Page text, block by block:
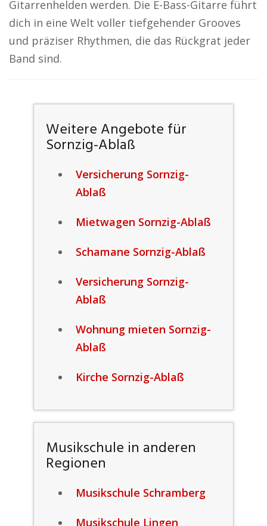
Gitarrenhelden werden. Die E-Bass-Gitarre führt
dich in eine Welt voller tiefgehender Grooves
und präziser Rhythmen, die das Rückgrat jeder
Band sind.
Weitere Angebote für
Sornzig-Ablaß
Versicherung Sornzig-
Ablaß
Mietwagen Sornzig-Ablaß
Schamane Sornzig-Ablaß
Versicherung Sornzig-
Ablaß
Wohnung mieten Sornzig-
Ablaß
Kirche Sornzig-Ablaß
Musikschule in anderen
Regionen
Musikschule Schramberg
Musikschule Lingen